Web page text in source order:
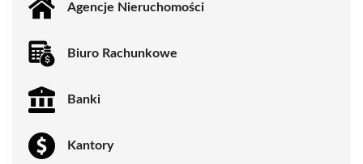
Agencje Nieruchomości
Biuro Rachunkowe
Banki
Kantory